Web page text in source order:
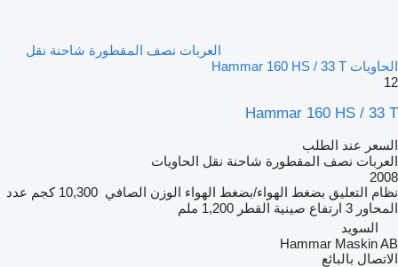
العربات نصف المقطورة شاحنة نقل
الحاويات Hammar 160 HS / 33 T
12
Hammar 160 HS / 33 T
السعر عند الطلب
العربات نصف المقطورة شاحنة نقل الحاويات
2008
نظام التعليق بضغط الهواء/بضغط الهواء الوزن الصافي 10,300 كجم
عدد
المحاور 3 ارتفاع صينية القطر 1,200 ملم
السويد
Hammar Maskin AB
الاتصال بالبائع